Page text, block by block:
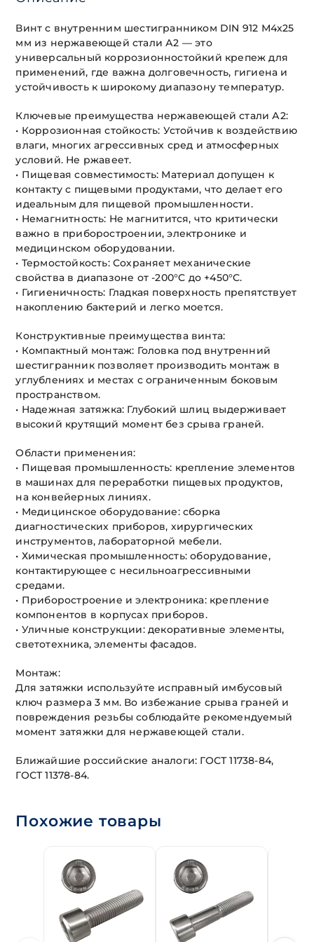
Винт с внутренним шестигранником DIN 912 М4х25
мм из нержавеющей стали А2 — это
универсальный коррозионностойкий крепеж для
применений, где важна долговечность, гигиена и
устойчивость к широкому диапазону температур.
Ключевые преимущества нержавеющей стали А2:
• Коррозионная стойкость: Устойчив к воздействию
влаги, многих агрессивных сред и атмосферных
условий. Не ржавеет.
• Пищевая совместимость: Материал допущен к
контакту с пищевыми продуктами, что делает его
идеальным для пищевой промышленности.
• Немагнитность: Не магнитится, что критически
важно в приборостроении, электронике и
медицинском оборудовании.
• Термостойкость: Сохраняет механические
свойства в диапазоне от -200°C до +450°C.
• Гигиеничность: Гладкая поверхность препятствует
накоплению бактерий и легко моется.
Конструктивные преимущества винта:
• Компактный монтаж: Головка под внутренний
шестигранник позволяет производить монтаж в
углублениях и местах с ограниченным боковым
пространством.
• Надежная затяжка: Глубокий шлиц выдерживает
высокий крутящий момент без срыва граней.
Области применения:
• Пищевая промышленность: крепление элементов
в машинах для переработки пищевых продуктов,
на конвейерных линиях.
• Медицинское оборудование: сборка
диагностических приборов, хирургических
инструментов, лабораторной мебели.
• Химическая промышленность: оборудование,
контактирующее с несильноагрессивными
средами.
• Приборостроение и электроника: крепление
компонентов в корпусах приборов.
• Уличные конструкции: декоративные элементы,
светотехника, элементы фасадов.
Монтаж:
Для затяжки используйте исправный имбусовый
ключ размера 3 мм. Во избежание срыва граней и
повреждения резьбы соблюдайте рекомендуемый
момент затяжки для нержавеющей стали.
Ближайшие российские аналоги: ГОСТ 11738-84,
ГОСТ 11378-84.
Похожие товары